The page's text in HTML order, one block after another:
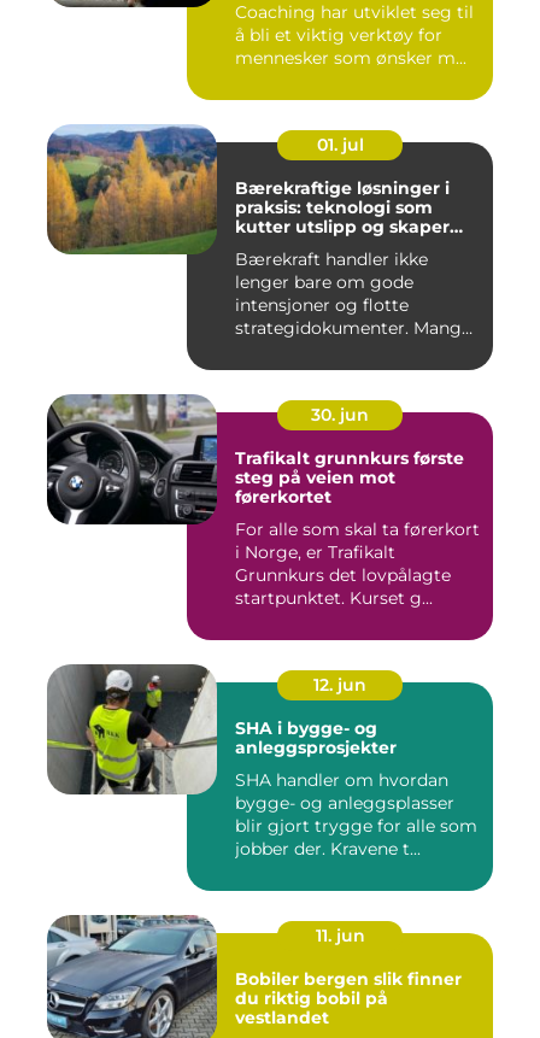
Coaching har utviklet seg til
å bli et viktig verktøy for
mennesker som ønsker m...
01. jul
Bærekraftige løsninger i
praksis: teknologi som
kutter utslipp og skaper
Bærekraft handler ikke
lenger bare om gode
intensjoner og flotte
strategidokumenter. Mange
30. jun
Trafikalt grunnkurs første
steg på veien mot
førerkortet
For alle som skal ta førerkort
i Norge, er Trafikalt
Grunnkurs det lovpålagte
startpunktet. Kurset g...
12. jun
SHA i bygge- og
anleggsprosjekter
SHA handler om hvordan
bygge- og anleggsplasser
blir gjort trygge for alle som
jobber der. Kravene t...
11. jun
Bobiler bergen slik finner
du riktig bobil på
vestlandet